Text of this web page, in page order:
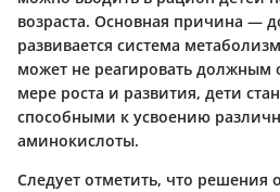
возраста. Основная причина —
развивается система
может не реагировать должным
мере роста и развития, дети
способными к усвоению
аминокислоты.
Следует отметить, что решения